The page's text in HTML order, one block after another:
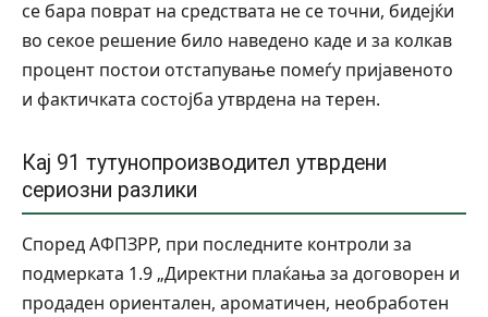
се бара поврат на средствата не се точни, бидејќи
во секое решение било наведено каде и за колкав
процент постои отстапување помеѓу пријавеното
и фактичката состојба утврдена на терен.
Кај 91 тутунопроизводител утврдени
сериозни разлики
Според АФПЗРР, при последните контроли за
подмерката 1.9 „Директни плаќања за договорен и
продаден ориентален, ароматичен, необработен